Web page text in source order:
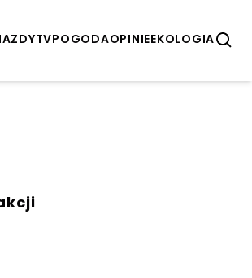
TVPOGODAOPINIEEKOLOGIA